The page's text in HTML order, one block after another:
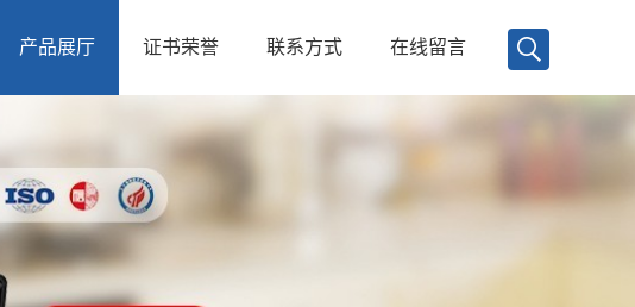
产品展厅 证书荣誉 联系方式 在线留言